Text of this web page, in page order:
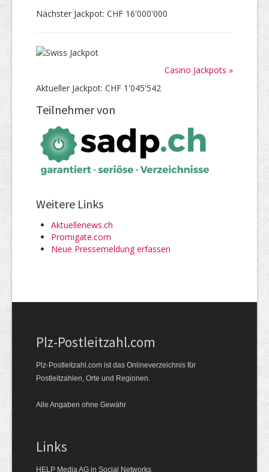
Nächster Jackpot: CHF 16'000'000
Casino Jackpots »
Aktueller Jackpot: CHF 1'045'542
Teilnehmer von
Weitere Links
Aktuellenews.ch
Promigate.com
Neue Pressemeldung erfassen
Plz-Postleitzahl.com
Plz-Postleitzahl.com ist das Onlineverzeichnis für
Postleitzahlen, Orte und Regionen.
Alle Angaben ohne Gewähr
Links
HELP Media AG in Social Networks